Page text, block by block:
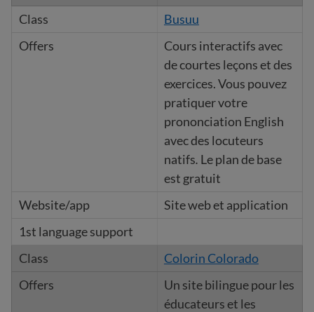
Busuu
Cours interactifs avec
de courtes leçons et des
exercices. Vous pouvez
pratiquer votre
prononciation English
avec des locuteurs
natifs. Le plan de base
est gratuit
Site web et application
Colorin Colorado
Un site bilingue pour les
éducateurs et les